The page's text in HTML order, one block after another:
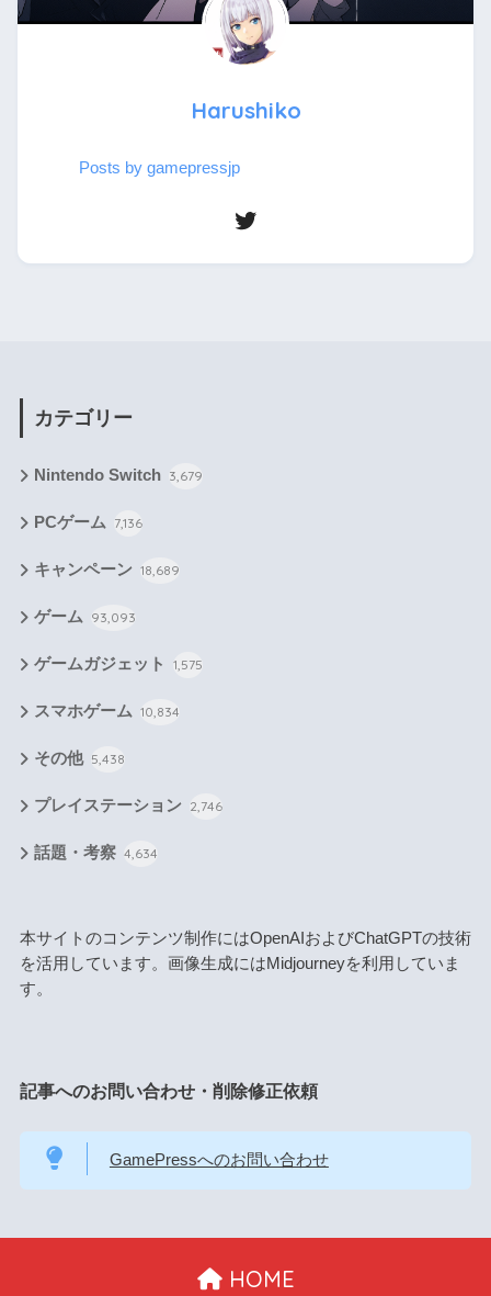
Harushiko
Posts by gamepressjp
カテゴリー
Nintendo Switch 3,679
PCゲーム 7,136
キャンペーン 18,689
ゲーム 93,093
ゲームガジェット 1,575
スマホゲーム 10,834
その他 5,438
プレイステーション 2,746
話題・考察 4,634
本サイトのコンテンツ制作にはOpenAIおよびChatGPTの技術
を活用しています。画像生成にはMidjourneyを利用していま
す。
記事へのお問い合わせ・削除修正依頼
GamePressへのお問い合わせ
HOME